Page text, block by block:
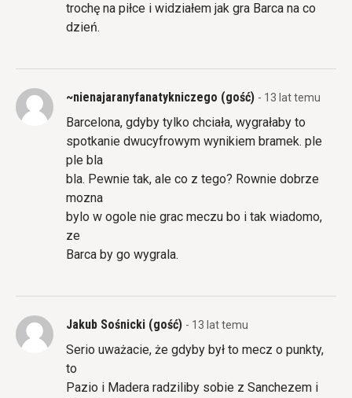
trochę na piłce i widziałem jak gra Barca na co
dzień.
~nienajaranyfanatykniczego (gość) - 13 lat temu
Barcelona, gdyby tylko chciała, wygrałaby to
spotkanie dwucyfrowym wynikiem bramek. ple
ple bla
bla. Pewnie tak, ale co z tego? Rownie dobrze
mozna
bylo w ogole nie grac meczu bo i tak wiadomo,
ze
Barca by go wygrala.
Jakub Sośnicki (gość) - 13 lat temu
Serio uważacie, że gdyby był to mecz o punkty,
to
Pazio i Madera radziliby sobie z Sanchezem i